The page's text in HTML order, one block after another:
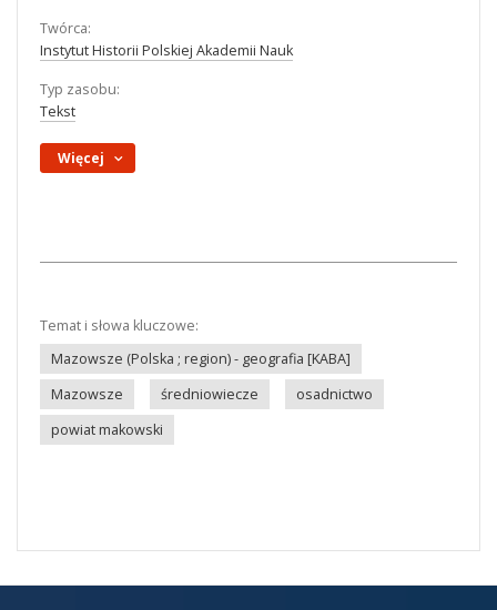
Twórca:
Instytut Historii Polskiej Akademii Nauk
Typ zasobu:
Tekst
Więcej
Temat i słowa kluczowe:
Mazowsze (Polska ; region) - geografia [KABA]
Mazowsze
średniowiecze
osadnictwo
powiat makowski